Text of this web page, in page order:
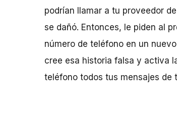
podrían llamar a tu proveedor
se dañó. Entonces, le piden al
número de teléfono en un
cree esa historia falsa y activa
teléfono todos tus mensajes de